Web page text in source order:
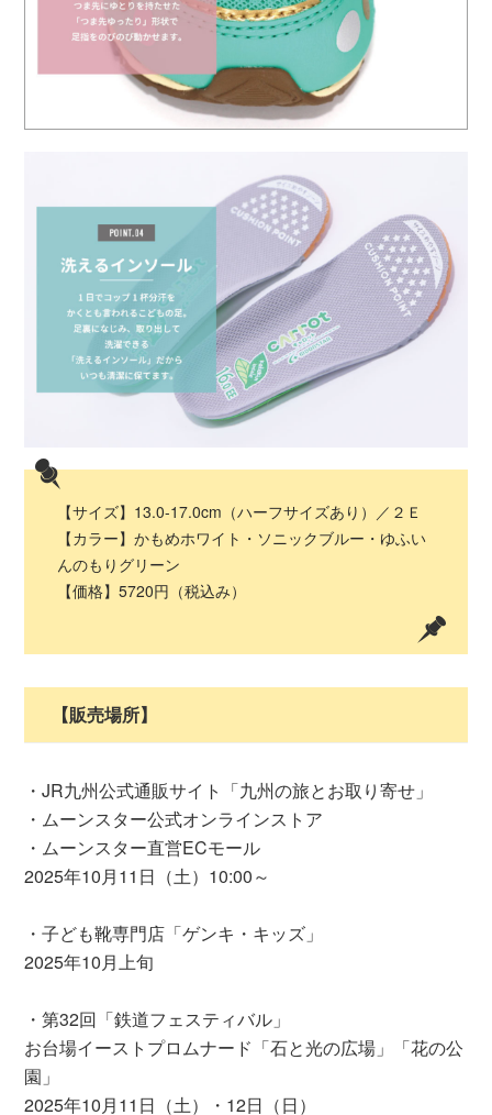
【サイズ】13.0-17.0cm（ハーフサイズあり）／２Ｅ
【カラー】かもめホワイト・ソニックブルー・ゆふい
んのもりグリーン
【価格】5720円（税込み）
【販売場所】
・JR九州公式通販サイト「九州の旅とお取り寄せ」
・ムーンスター公式オンラインストア
・ムーンスター直営ECモール
2025年10月11日（土）10:00～
・子ども靴専門店「ゲンキ・キッズ」
2025年10月上旬
・第32回「鉄道フェスティバル」
お台場イーストプロムナード「石と光の広場」「花の公
園」
2025年10月11日（土）・12日（日）